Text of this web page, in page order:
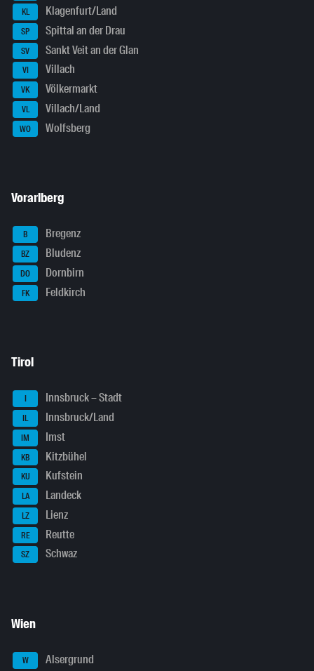
KL Klagenfurt/Land
SP Spittal an der Drau
SV Sankt Veit an der Glan
VI Villach
VK Völkermarkt
VL Villach/Land
WO Wolfsberg
Vorarlberg
B Bregenz
BZ Bludenz
DO Dornbirn
FK Feldkirch
Tirol
I Innsbruck – Stadt
IL Innsbruck/Land
IM Imst
KB Kitzbühel
KU Kufstein
LA Landeck
LZ Lienz
RE Reutte
SZ Schwaz
Wien
W Alsergrund